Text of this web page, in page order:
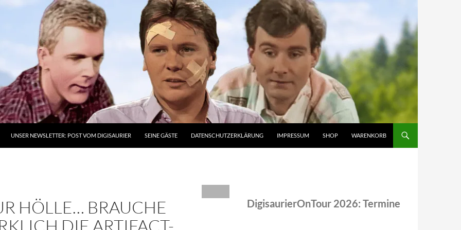
UNSER NEWSLETTER: POST VOM DIGISAURIER SEINE GÄSTE DATENSCHUTZERKLÄRUNG IMPRESSUM SHOP WARENKORB
HÖLLE… BRAUCHE
DIE ARTIFACT-
DigisaurierOnTour 2026: Termine